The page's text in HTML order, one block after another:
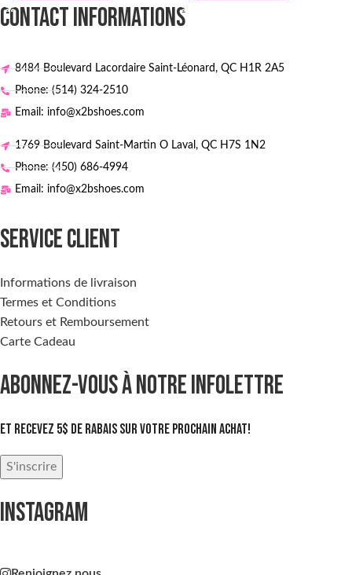
CONTACT INFORMATIONS
8484 Boulevard Lacordaire Saint-Léonard, QC H1R 2A5
Phone: (514) 324-2510
Email: info@x2bshoes.com
1769 Boulevard Saint-Martin O Laval, QC H7S 1N2
Phone: (450) 686-4994
Email: info@x2bshoes.com
SERVICE CLIENT
Informations de livraison
Termes et Conditions
Retours et Remboursement
Carte Cadeau
ABONNEZ-VOUS À NOTRE INFOLETTRE
Et recevez 5$ de rabais sur votre prochain achat!
S'inscrire
INSTAGRAM